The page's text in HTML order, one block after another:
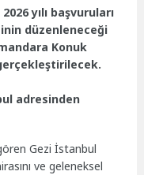
yılı başvuruları
düzenleneceği
Konuk
adresinden
Gezi İstanbul
ve geleneksel